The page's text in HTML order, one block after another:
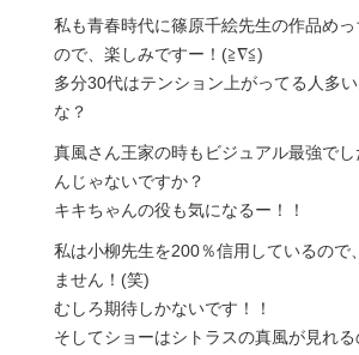
私も青春時代に篠原千絵先生の作品めっ
ので、楽しみですー！(≧∇≦)
多分30代はテンション上がってる人多
な？
真風さん王家の時もビジュアル最強でし
んじゃないですか？
キキちゃんの役も気になるー！！
私は小柳先生を200％信用しているので
ません！(笑)
むしろ期待しかないです！！
そしてショーはシトラスの真風が見れる